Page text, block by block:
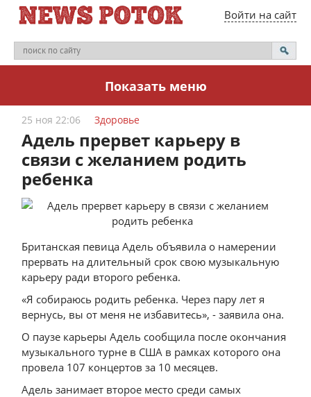
Войти на сайт
Показать меню
25 ноя 22:06 Здоровье
Адель прервет карьеру в
связи с желанием родить
ребенка
Британская певица Адель объявила о намерении
прервать на длительный срок свою музыкальную
карьеру ради второго ребенка.
«Я собираюсь родить ребенка. Через пару лет я
вернусь, вы от меня не избавитесь», - заявила она.
О паузе карьеры Адель сообщила после окончания
музыкального турне в США в рамках которого она
провела 107 концертов за 10 месяцев.
Адель занимает второе место среди самых